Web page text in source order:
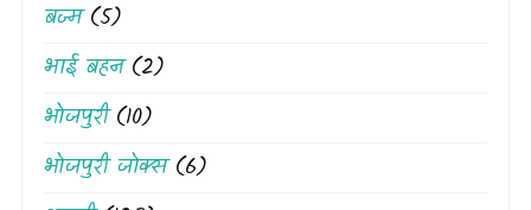
बज्म(5)
भाई बहन(2)
भोजपुरी(10)
भोजपुरी जोक्स(6)